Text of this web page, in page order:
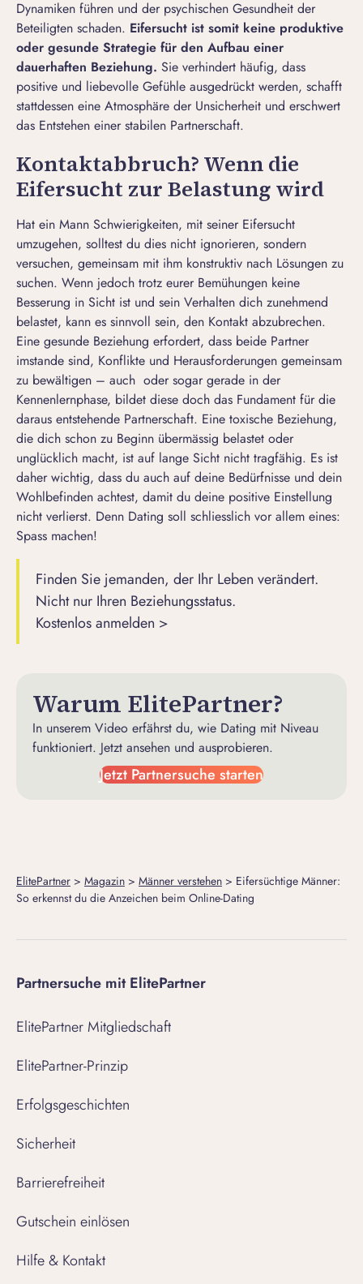
Dynamiken führen und der psychischen Gesundheit der
Beteiligten schaden. Eifersucht ist somit keine produktive
oder gesunde Strategie für den Aufbau einer
dauerhaften Beziehung. Sie verhindert häufig, dass
positive und liebevolle Gefühle ausgedrückt werden, schafft
stattdessen eine Atmosphäre der Unsicherheit und erschwert
das Entstehen einer stabilen Partnerschaft.
Kontaktabbruch? Wenn die
Eifersucht zur Belastung wird
Hat ein Mann Schwierigkeiten, mit seiner Eifersucht
umzugehen, solltest du dies nicht ignorieren, sondern
versuchen, gemeinsam mit ihm konstruktiv nach Lösungen zu
suchen. Wenn jedoch trotz eurer Bemühungen keine
Besserung in Sicht ist und sein Verhalten dich zunehmend
belastet, kann es sinnvoll sein, den Kontakt abzubrechen.
Eine gesunde Beziehung erfordert, dass beide Partner
imstande sind, Konflikte und Herausforderungen gemeinsam
zu bewältigen – auch oder sogar gerade in der
Kennenlernphase, bildet diese doch das Fundament für die
daraus entstehende Partnerschaft. Eine toxische Beziehung,
die dich schon zu Beginn übermässig belastet oder
unglücklich macht, ist auf lange Sicht nicht tragfähig. Es ist
daher wichtig, dass du auch auf deine Bedürfnisse und dein
Wohlbefinden achtest, damit du deine positive Einstellung
nicht verlierst. Denn Dating soll schliesslich vor allem eines:
Spass machen!
Finden Sie jemanden, der Ihr Leben verändert.
Nicht nur Ihren Beziehungsstatus.
Kostenlos anmelden >
Warum ElitePartner?
In unserem Video erfährst du, wie Dating mit Niveau
funktioniert. Jetzt ansehen und ausprobieren.
Jetzt Partnersuche starten
ElitePartner > Magazin > Männer verstehen > Eifersüchtige Männer:
So erkennst du die Anzeichen beim Online-Dating
Partnersuche mit ElitePartner
ElitePartner Mitgliedschaft
ElitePartner-Prinzip
Erfolgsgeschichten
Sicherheit
Barrierefreiheit
Gutschein einlösen
Hilfe & Kontakt